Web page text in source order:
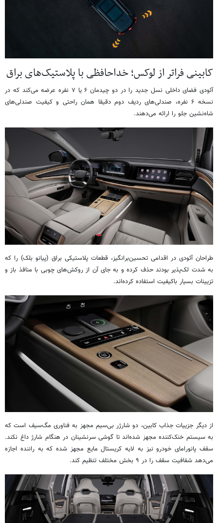
کابینی فراتر از لوکس؛ خداحافظی با پلاستیک‌های براق
آئودی فضای داخلی نسل جدید را در دو چیدمان ۶ یا ۷ نفره عرضه می‌کند که در
نسخه ۶ نفره، صندلی‌های ردیف دوم دقیقا همان راحتی و کیفیت صندلی‌های
شاه‌نشین جلو را ارائه می‌دهند.
طراحان آئودی در اقدامی تحسین‌برانگیز، قطعات پلاستیکی براق (پیانو بلک) را که
به شدت لک‌پذیر بودند حذف کرده و به جای آن از روکش‌های چوبی با منافذ باز و
تزیینات بسیار باکیفیت استفاده کرده‌اند.
از دیگر جزییات جذاب کابین، دو شارژر بی‌سیم مجهز به فناوری مگ‌سیف است که
به سیستم خنک‌کننده مجهز شده‌اند تا گوشی سرنشینان در هنگام شارژ داغ نکند.
سقف پانورامای خودرو نیز به لایه کریستال مایع مجهز شده که به راننده اجازه
می‌دهد شفافیت سقف را در ۹ بخش مختلف تنظیم کند.